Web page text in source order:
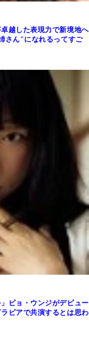
越した表現力で新境地へ
さん"になれるってすご
ピョ・ウンジがデビュー
ビアで共演するとは思わ